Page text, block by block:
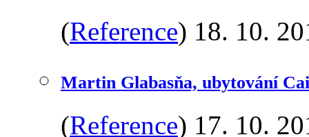
(Reference) 18. 10.
Martin Glabasňa, ubytování
(Reference) 17. 10.